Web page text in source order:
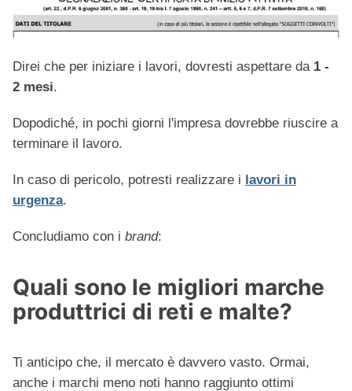
Direi che per iniziare i lavori, dovresti aspettare da 1 -
2 mesi.
Dopodiché, in pochi giorni l'impresa dovrebbe riuscire a
terminare il lavoro.
In caso di pericolo, potresti realizzare i lavori in
urgenza.
Concludiamo con i brand:
Quali sono le migliori marche
produttrici di reti e malte?
Ti anticipo che, il mercato è davvero vasto. Ormai,
anche i marchi meno noti hanno raggiunto ottimi